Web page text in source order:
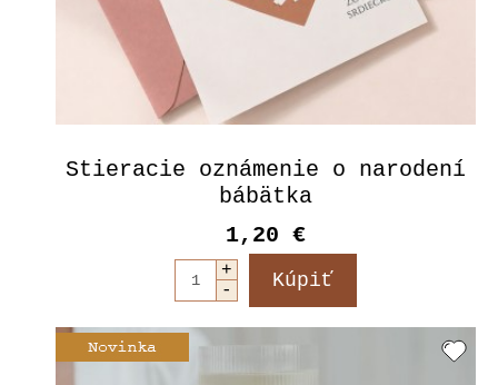
Stieracie oznámenie o narodení
bábätka
1,20 €